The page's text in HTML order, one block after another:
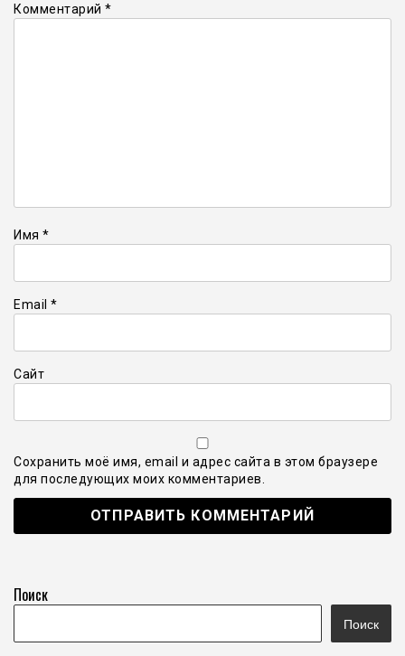
Комментарий *
Имя *
Email *
Сайт
Сохранить моё имя, email и адрес сайта в этом браузере
для последующих моих комментариев.
Поиск
Поиск